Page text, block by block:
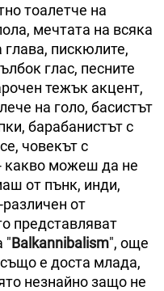
тоалетче на
мечтата на всяка
пискюлите,
глас, песните
тежък акцент,
на голо, басистът
барабанистът с
човекът с
какво можеш да не
от пънк, инди,
от
представляват
"Balkannibalism", още
е доста млада,
незнайно защо не